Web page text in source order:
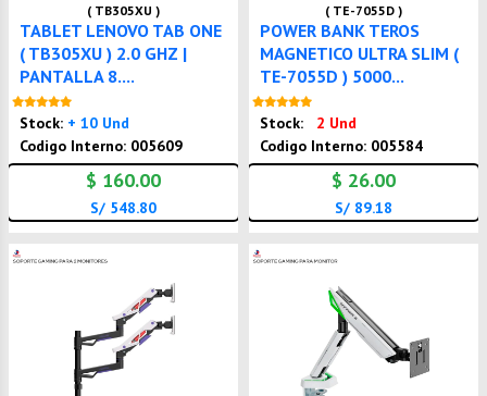
( TB305XU )
TABLET LENOVO TAB ONE
( TB305XU ) 2.0 GHZ |
PANTALLA 8....
Stock: + 10 Und
Codigo Interno: 005609
$ 160.00
S/ 548.80
( TE-7055D )
POWER BANK TEROS
MAGNETICO ULTRA SLIM (
TE-7055D ) 5000...
Stock:
2 Und
Codigo Interno: 005584
$ 26.00
S/ 89.18